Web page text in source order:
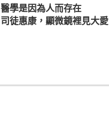
醫學是因為人而存在
司徒惠康，顯微鏡裡見大愛